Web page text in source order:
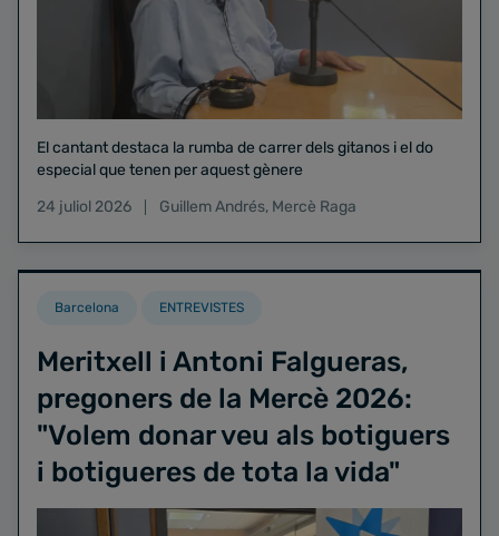
El cantant destaca la rumba de carrer dels gitanos i el do
especial que tenen per aquest gènere
24 juliol 2026
Guillem Andrés, Mercè Raga
Barcelona ENTREVISTES
Meritxell i Antoni Falgueras,
pregoners de la Mercè 2026:
"Volem donar veu als botiguers
i botigueres de tota la vida"